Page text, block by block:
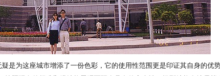
是为这座城市增添了一份色彩，它的使用性范围更是印证其自身的优